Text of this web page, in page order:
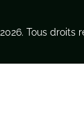
Tous droits